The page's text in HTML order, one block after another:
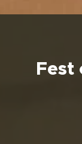
Fest